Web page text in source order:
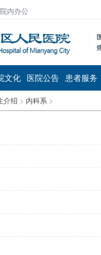
内办公
文化 医院公告 患者服务
介绍 > 内科系 >